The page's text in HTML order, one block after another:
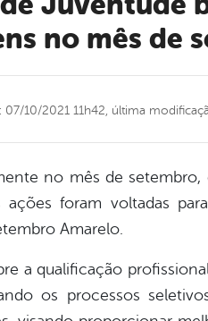
no mês de
07/10/2021 11h42, última
no mês de
foram voltadas
Amarelo.
a qualificação
os processos